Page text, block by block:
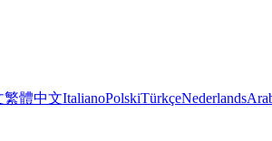
繁體中文ItalianoPolskiTürkçeNederlands